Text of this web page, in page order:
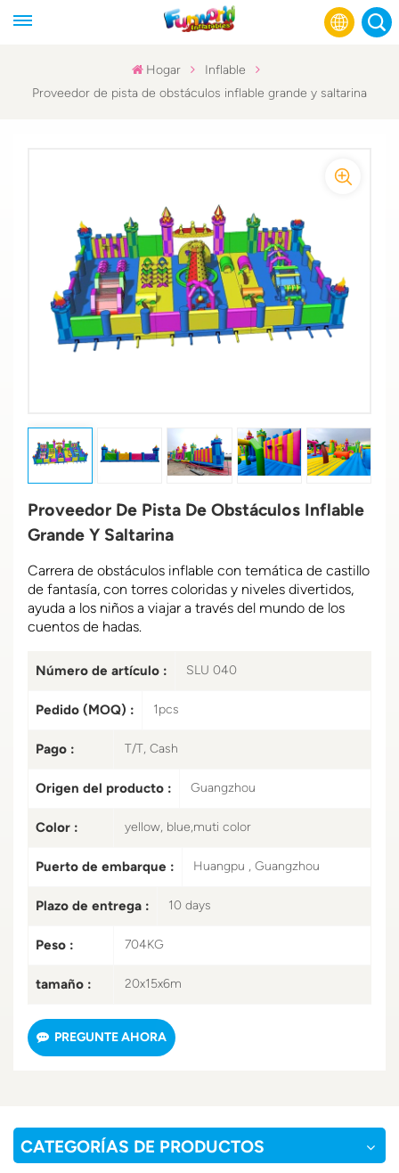
Español
عربي
Hogar
Inflable
Proveedor de pista de obstáculos inflable grande y saltarina
Proveedor De Pista De Obstáculos Inflable
Grande Y Saltarina
Carrera de obstáculos inflable con temática de castillo
de fantasía, con torres coloridas y niveles divertidos,
ayuda a los niños a viajar a través del mundo de los
cuentos de hadas.
Número de artículo : SLU 040
Pedido (MOQ) : 1pcs
Pago : T/T, Cash
Origen del producto : Guangzhou
Color : yellow, blue,muti color
Puerto de embarque : Huangpu , Guangzhou
Plazo de entrega : 10 days
Peso : 704KG
tamaño : 20x15x6m
PREGUNTE AHORA
CATEGORÍAS DE PRODUCTOS